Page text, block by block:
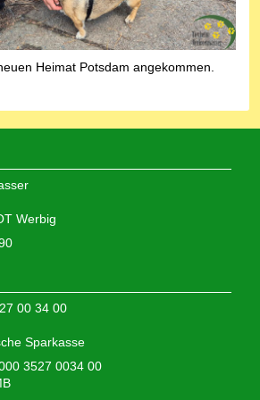
Heimat Potsdam angekommen.
Werbig
00 34 00
Sparkasse
3527 0034 00